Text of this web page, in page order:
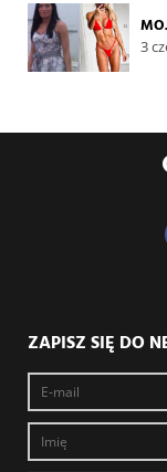
3
ZAPISZ SIĘ DO